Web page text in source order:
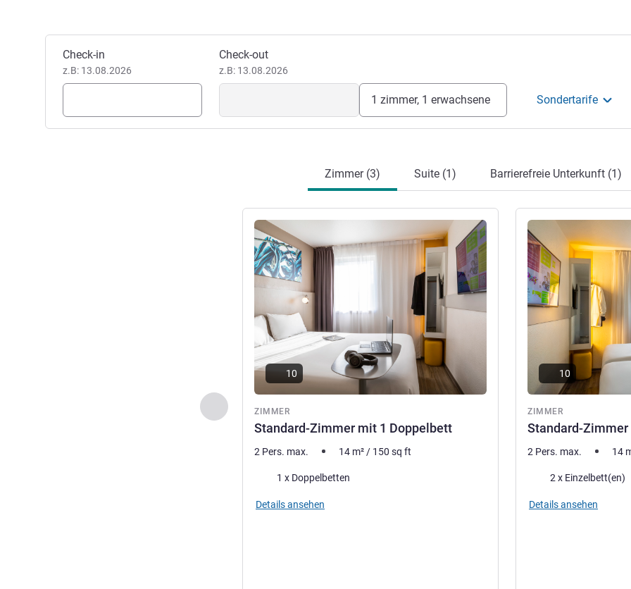
Dieses Hotel buchen
Check-in
z.B: 13.08.2026
Check-out
z.B: 13.08.2026
1 zimmer, 1 erwachsene Sondertarife
Zimmer (3) Suite (1) Barrierefreie Unterkunft (1)
Zurück - Zimmer
ZIMMER
Standard-Zimmer mit 1 Doppelbett
Details ansehen
10
2 Pers. max. 14 m² / 150 sq ft
Bettwäsche
1 x Doppelbetten
Details ansehen
ZIMMER
Standard-Zimmer
Details ansehen
10
2 Pers. max. 14
Bettwäsche
2 x Einzelbett(en)
Details ansehen